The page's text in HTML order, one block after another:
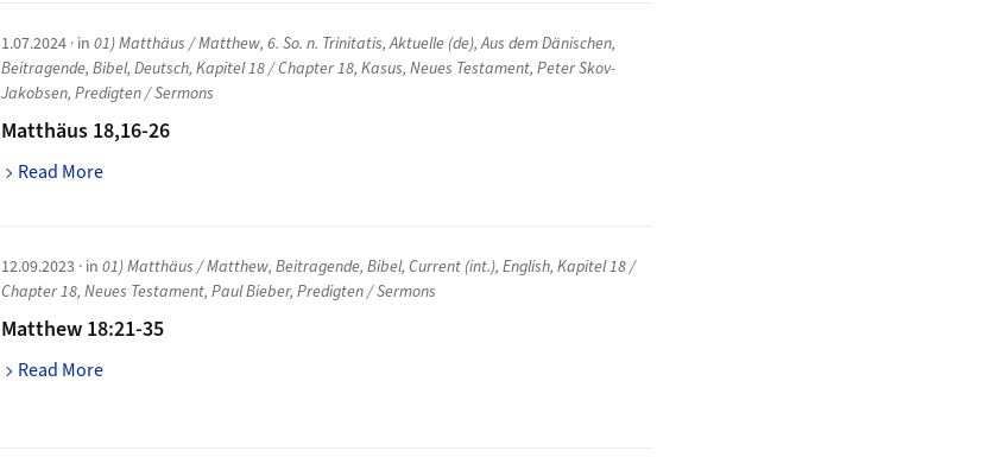
1.07.2024 · in01) Matthäus / Matthew,6. So. n. Trinitatis,Aktuelle (de),Aus dem Dänischen,
Beitragende,Bibel,Deutsch,Kapitel 18 / Chapter 18,Kasus,Neues Testament,Peter Skov-
Jakobsen,Predigten / Sermons
Matthäus 18,16-26
Read More
12.09.2023 · in01) Matthäus / Matthew,Beitragende,Bibel,Current (int.),English,Kapitel 18 /
Chapter 18,Neues Testament,Paul Bieber,Predigten / Sermons
Matthew 18:21-35
Read More